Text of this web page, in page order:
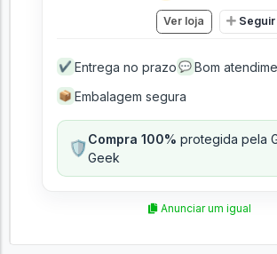
Ver loja Seguir
✔ Entrega no prazo 💬 Bom
📦 Embalagem segura
🛡️Compra 100% protegida pela
Geek
Anunciar um igual